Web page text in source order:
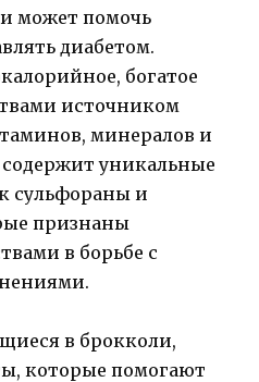
может помочь
диабетом.
богатое
источником
минералов и
уникальные
сульфораны и
признаны
в борьбе с
в брокколи,
которые помогают